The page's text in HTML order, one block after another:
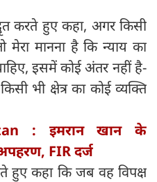
करते हुए कहा, अगर किसी
मेरा मानना ​​है कि न्याय का
इसमें कोई अंतर नहीं है-
भी क्षेत्र का कोई व्यक्ति
: इमरान खान के
FIR दर्ज
कहा कि जब वह विपक्ष